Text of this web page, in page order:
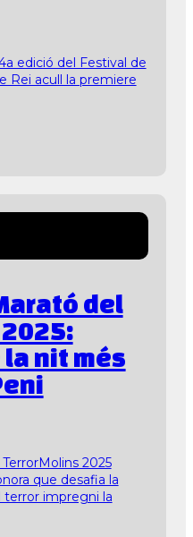
edició del Festival de
Rei acull la premiere
del
nit més
2025
que desafia la
terror impregni la